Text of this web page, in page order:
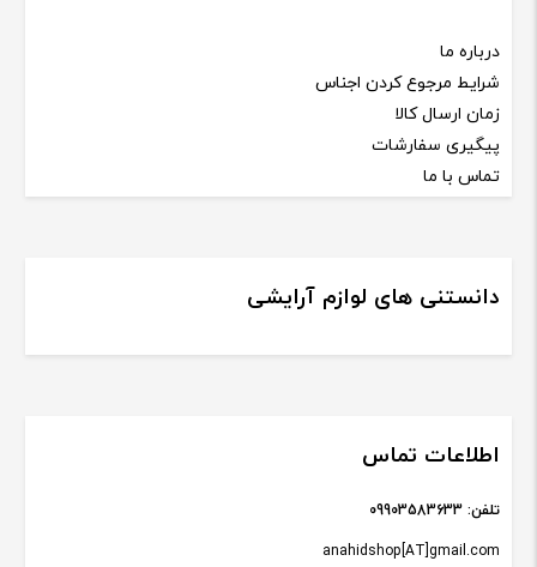
درباره ما
شرایط مرجوع کردن اجناس
زمان ارسال کالا
پیگیری سفارشات
تماس با ما
دانستنی های لوازم آرایشی
اطلاعات تماس
anahidshop[AT]gmail.com
تلفن: 09903583633